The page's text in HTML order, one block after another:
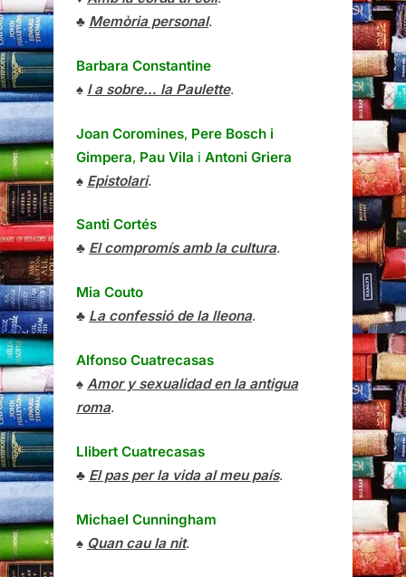
♣ Memòria personal.
Barbara Constantine
♠ I a sobre… la Paulette.
Joan Coromines, Pere Bosch i
Gimpera, Pau Vila i Antoni Griera
♠ Epistolari.
Santi Cortés
♣ El compromís amb la cultura.
Mia Couto
♣ La confessió de la lleona.
Alfonso Cuatrecasas
♠ Amor y sexualidad en la antigua
roma.
Llibert Cuatrecasas
♣ El pas per la vida al meu país.
Michael Cunningham
♠ Quan cau la nit.